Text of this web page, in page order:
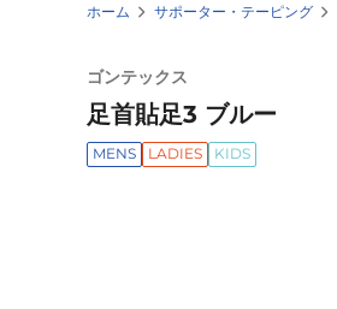
ホーム サポーター・テーピング
ゴンテックス
足首貼足3 ブルー
MENS LADIES KIDS